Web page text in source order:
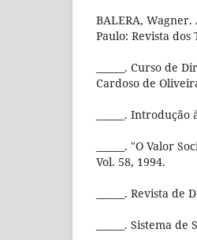
BALERA, Wagner.
Paulo: Revista
______. Curso
Cardoso de
______.
______. "O Valor
Vol. 58, 1994.
______. Revista
______. Sistema